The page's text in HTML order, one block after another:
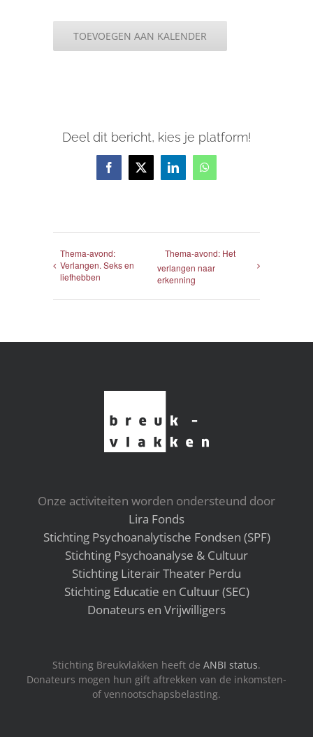
TOEVOEGEN AAN KALENDER
Deel dit bericht, kies je platform!
Facebook
X LinkedInWhatsApp
Thema-avond:
Verlangen. Seks en
liefhebben
Thema-avond: Het
verlangen naar
erkenning
Onze activiteiten worden ondersteund door
Lira Fonds
Stichting Psychoanalytische Fondsen (SPF)
Stichting Psychoanalyse & Cultuur
Stichting Literair Theater Perdu
Stichting Educatie en Cultuur (SEC)
Donateurs en Vrijwilligers
Stichting Breukvlakken heeft de ANBI status.
Donateurs mogen hun gift aftrekken van de inkomsten-
of vennootschapsbelasting.